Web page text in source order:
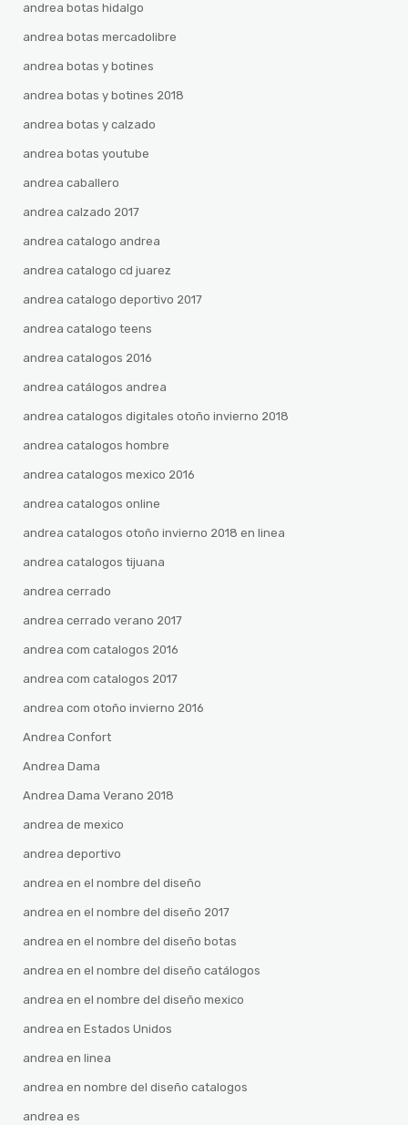
andrea botas hidalgo
andrea botas mercadolibre
andrea botas y botines
andrea botas y botines 2018
andrea botas y calzado
andrea botas youtube
andrea caballero
andrea calzado 2017
andrea catalogo andrea
andrea catalogo cd juarez
andrea catalogo deportivo 2017
andrea catalogo teens
andrea catalogos 2016
andrea catálogos andrea
andrea catalogos digitales otoño invierno 2018
andrea catalogos hombre
andrea catalogos mexico 2016
andrea catalogos online
andrea catalogos otoño invierno 2018 en linea
andrea catalogos tijuana
andrea cerrado
andrea cerrado verano 2017
andrea com catalogos 2016
andrea com catalogos 2017
andrea com otoño invierno 2016
Andrea Confort
Andrea Dama
Andrea Dama Verano 2018
andrea de mexico
andrea deportivo
andrea en el nombre del diseño
andrea en el nombre del diseño 2017
andrea en el nombre del diseño botas
andrea en el nombre del diseño catálogos
andrea en el nombre del diseño mexico
andrea en Estados Unidos
andrea en linea
andrea en nombre del diseño catalogos
andrea es